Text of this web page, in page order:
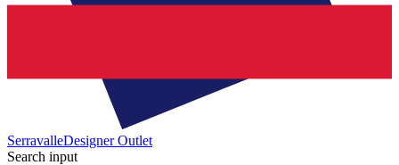
SerravalleDesigner Outlet
Search input